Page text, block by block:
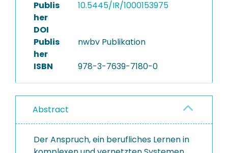
Publis
her
DOI
10.5445/IR/1000153975
Publis
her
nwbv Publikation
ISBN 978-3-7639-7180-0
Abstract
Der Anspruch, ein berufliches Lernen in